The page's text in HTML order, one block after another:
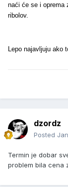
naći će se i oprema
ribolov.
Lepo najavljuju ako
dzordz
Posted
Termin je dobar
problem bila cena